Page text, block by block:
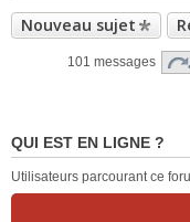
Nouveau sujet
101 messages
QUI EST EN LIGNE ?
Utilisateurs parcourant ce